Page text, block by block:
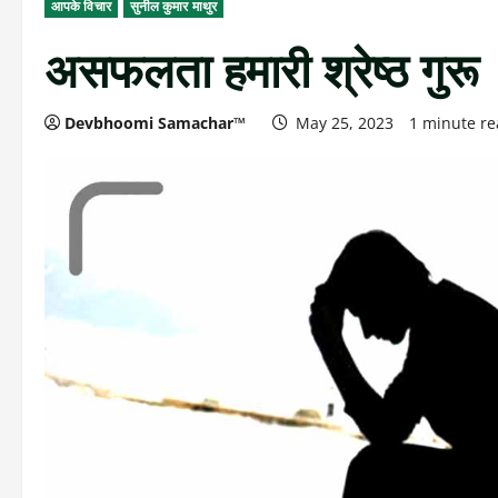
आपके विचार सुनील कुमार माथुर
असफलता हमारी श्रेष्ठ गुरू
Devbhoomi Samachar™ May 25, 2023 1 minute